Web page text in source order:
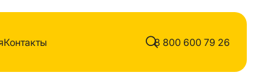
Контакты 8 800 600 79 26